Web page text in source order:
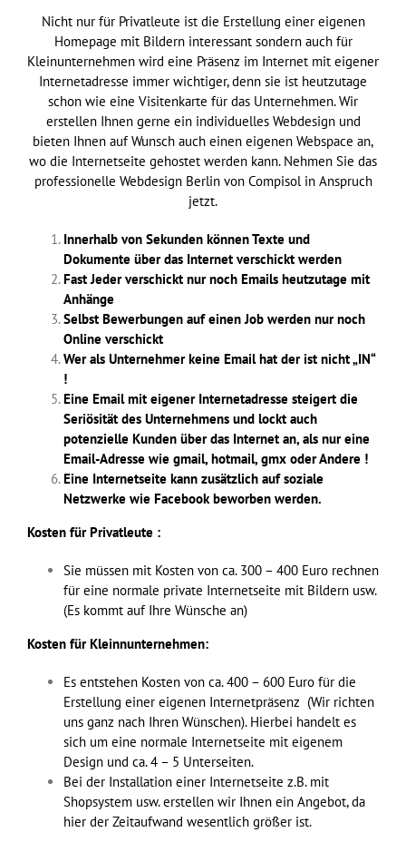
Nicht nur für Privatleute ist die Erstellung einer eigenen
Homepage mit Bildern interessant sondern auch für
Kleinunternehmen wird eine Präsenz im Internet mit eigener
Internetadresse immer wichtiger, denn sie ist heutzutage
schon wie eine Visitenkarte für das Unternehmen. Wir
erstellen Ihnen gerne ein individuelles Webdesign und
bieten Ihnen auf Wunsch auch einen eigenen Webspace an,
wo die Internetseite gehostet werden kann. Nehmen Sie das
professionelle Webdesign Berlin von Compisol in Anspruch
jetzt.
Innerhalb von Sekunden können Texte und
Dokumente über das Internet verschickt werden
Fast Jeder verschickt nur noch Emails heutzutage mit
Anhänge
Selbst Bewerbungen auf einen Job werden nur noch
Online verschickt
Wer als Unternehmer keine Email hat der ist nicht „IN“
!
Eine Email mit eigener Internetadresse steigert die
Seriösität des Unternehmens und lockt auch
potenzielle Kunden über das Internet an, als nur eine
Email-Adresse wie gmail, hotmail, gmx oder Andere !
Eine Internetseite kann zusätzlich auf soziale
Netzwerke wie Facebook beworben werden.
Kosten für Privatleute :
Sie müssen mit Kosten von ca. 300 – 400 Euro rechnen
für eine normale private Internetseite mit Bildern usw.
(Es kommt auf Ihre Wünsche an)
Kosten für Kleinnunternehmen:
Es entstehen Kosten von ca. 400 – 600 Euro für die
Erstellung einer eigenen Internetpräsenz (Wir richten
uns ganz nach Ihren Wünschen). Hierbei handelt es
sich um eine normale Internetseite mit eigenem
Design und ca. 4 – 5 Unterseiten.
Bei der Installation einer Internetseite z.B. mit
Shopsystem usw. erstellen wir Ihnen ein Angebot, da
hier der Zeitaufwand wesentlich größer ist.